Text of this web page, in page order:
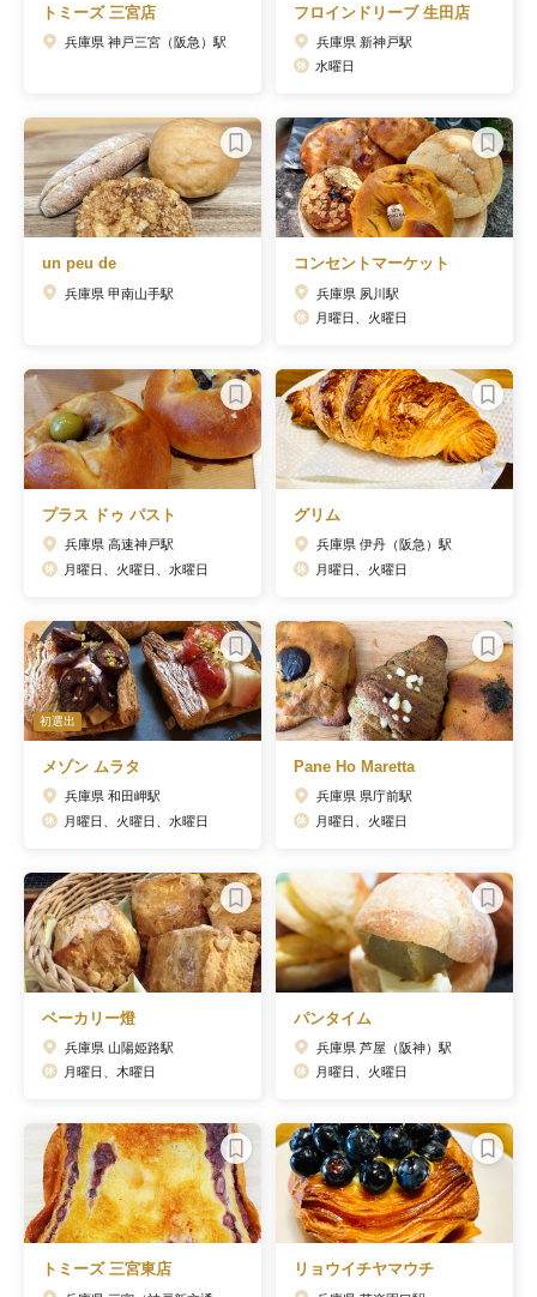
トミーズ 三宮店
兵庫県 神戸三宮（阪急）駅
フロインドリーブ 生田店
兵庫県 新神戸駅
水曜日
un peu de
兵庫県 甲南山手駅
コンセントマーケット
兵庫県 夙川駅
月曜日、火曜日
プラス ドゥ パスト
兵庫県 高速神戸駅
月曜日、火曜日、水曜日
グリム
兵庫県 伊丹（阪急）駅
月曜日、火曜日
初選出
メゾン ムラタ
兵庫県 和田岬駅
月曜日、火曜日、水曜日
Pane Ho Maretta
兵庫県 県庁前駅
月曜日、火曜日
ベーカリー燈
兵庫県 山陽姫路駅
月曜日、木曜日
パンタイム
兵庫県 芦屋（阪神）駅
月曜日、火曜日
トミーズ 三宮東店 リョウイチヤマウチ